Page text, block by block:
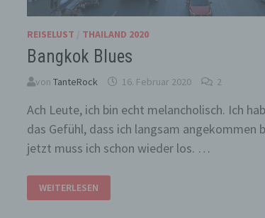
REISELUST THAILAND 2020
Bangkok Blues
vonTanteRock 16. Februar 2020 2
Ach Leute, ich bin echt melancholisch. Ich
das Gefühl, dass ich langsam angekommen
jetzt muss ich schon wieder los. …
BLUES
WEITERLESEN